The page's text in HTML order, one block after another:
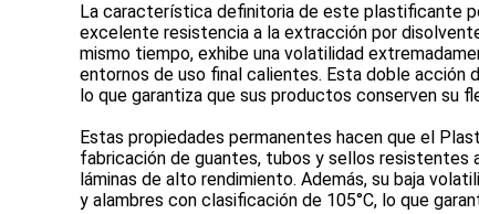
La característica definitoria de este plastificante
excelente resistencia a la extracción por
mismo tiempo, exhibe una volatilidad
entornos de uso final calientes. Esta doble
lo que garantiza que sus productos conserven su
Estas propiedades permanentes hacen que el
fabricación de guantes, tubos y sellos resistentes
láminas de alto rendimiento. Además, su baja
y alambres con clasificación de 105°C, lo que